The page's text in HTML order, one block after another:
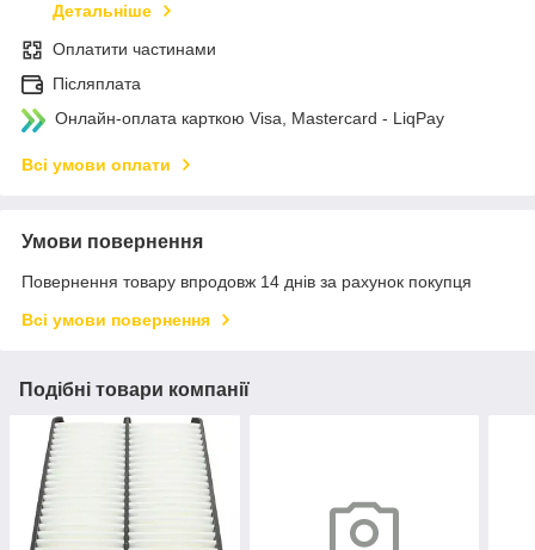
Детальніше
Оплатити частинами
Післяплата
Онлайн-оплата карткою Visa, Mastercard - LiqPay
Всі умови оплати
Умови повернення
Повернення товару впродовж 14 днів за рахунок покупця
Всі умови повернення
Подібні товари компанії